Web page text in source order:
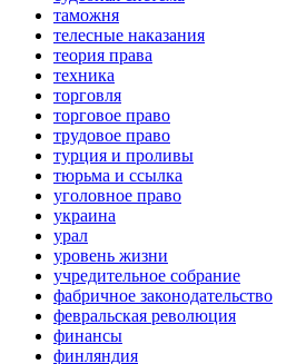
таможня
телесные наказания
теория права
техника
торговля
торговое право
трудовое право
турция и проливы
тюрьма и ссылка
уголовное право
украина
урал
уровень жизни
учредительное собрание
фабричное законодательство
февральская революция
финансы
финляндия